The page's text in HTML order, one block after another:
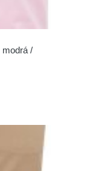
modrá /